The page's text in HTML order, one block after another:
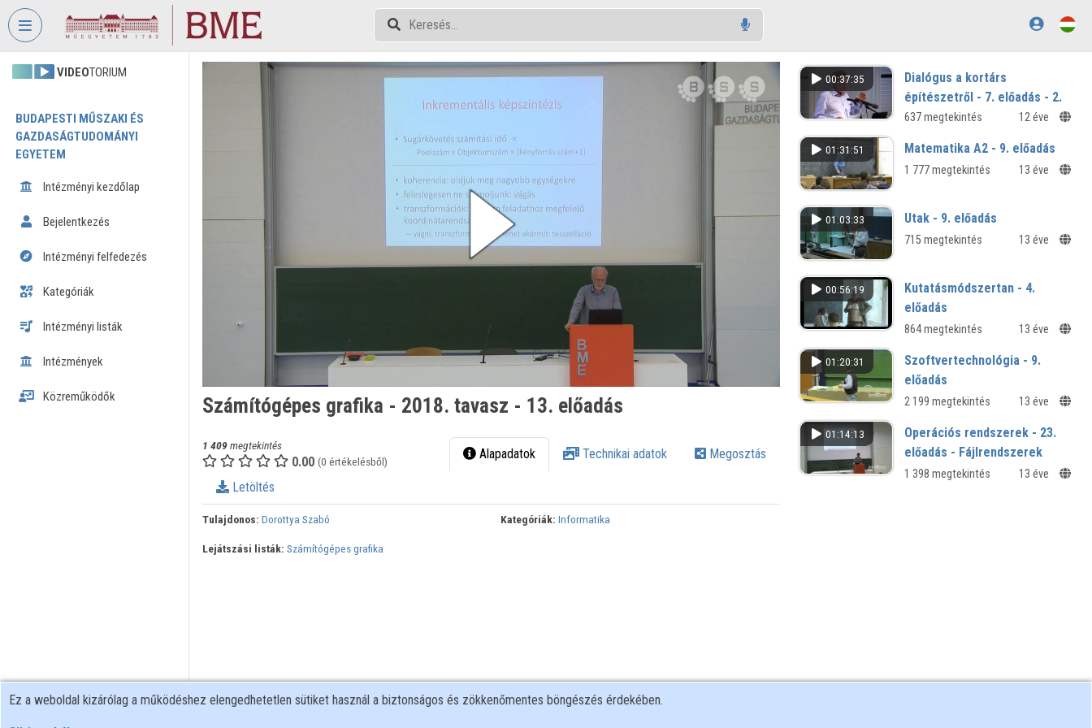
Fejléc kihagyása Menü kihagyása Tartalom kihagyása
VIDEOTORIUM
BUDAPESTI MŰSZAKI ÉS
GAZDASÁGTUDOMÁNYI
EGYETEM
Intézményi kezdőlap
Bejelentkezés
Intézményi felfedezés
Kategóriák
Intézményi listák
Intézmények
Közreműködők Számítógépes grafika - 2018. tavasz - 13. előadás
1 409megtekintés
0.00 (0 értékelésből) Alapadatok Technikai adatok Megosztás
Letöltés
Tulajdonos: Dorottya Szabó Kategóriák: Informatika
Lejátszási listák: Számítógépes grafika
00:37:35
Dialógus a kortárs
építészetről - 7. előadás - 2.
rész
kommunikáció
637 megtekintés 12 éve
01:31:51 Matematika A2 - 9. előadás
1 777 megtekintés 13 éve
01:03:33 Utak - 9. előadás
715 megtekintés 13 éve
00:56:19
Kutatásmódszertan - 4.
előadás
864 megtekintés 13 éve
01:20:31
Szoftvertechnológia - 9.
előadás
2 199 megtekintés 13 éve
01:14:13
Operációs rendszerek - 23.
előadás - Fájlrendszerek
1 398 megtekintés 13 éve
Ez a weboldal kizárólag a működéshez elengedhetetlen sütiket használ a biztonságos és zökkenőmentes böngészés érdekében.